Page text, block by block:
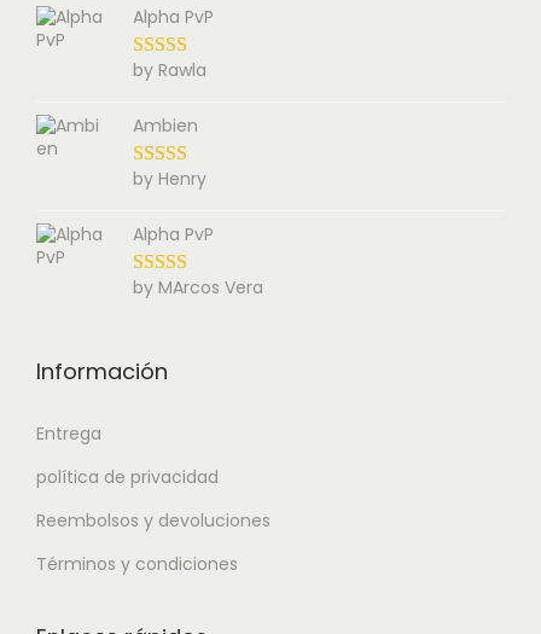
Alpha PvP
by Rawla
Ambien
by Henry
Alpha PvP
by MArcos Vera
Información
Entrega
política de privacidad
Reembolsos y devoluciones
Términos y condiciones